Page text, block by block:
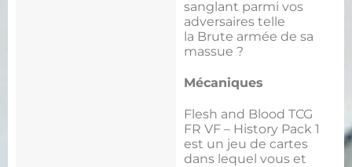
sanglant parmi vos
adversaires telle
la Brute armée de sa
massue ?
Mécaniques
Flesh and Blood TCG
FR VF – History Pack 1
est un jeu de cartes
dans lequel vous et